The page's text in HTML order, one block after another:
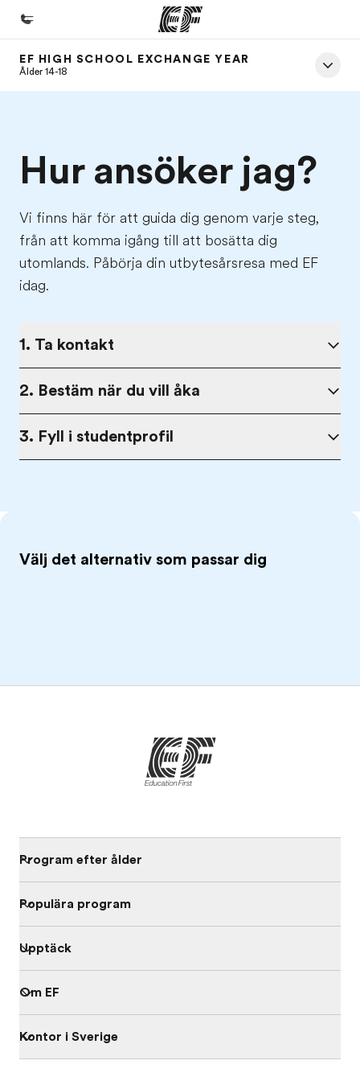
Hem
Se allt vi erbjuder
Hitta ett kontor nära dig
Om oss
Vilka är vi?
Bli en del av vårt team
EF HIGH SCHOOL EXCHANGE YEAR
Ålder 14-18
Hur ansöker jag?
Vi finns här för att guida dig genom varje steg,
från att komma igång till att bosätta dig
utomlands. Påbörja din utbytesårsresa med EF
idag.
1. Ta kontakt
2. Bestäm när du vill åka
3. Fyll i studentprofil
Välj det alternativ som passar dig
Program efter ålder
Populära program
Upptäck
Om EF
Kontor i Sverige